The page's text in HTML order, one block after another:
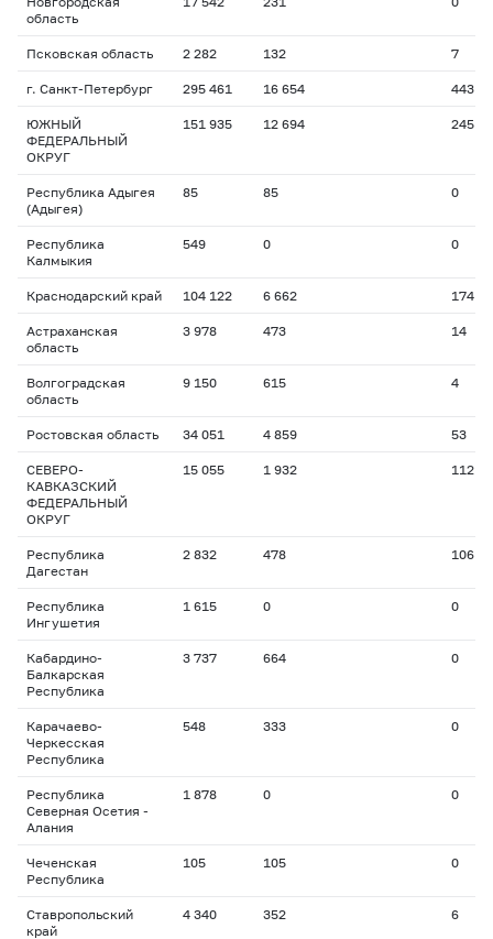
область
Псковская область 2 282 132 7
г. Санкт-Петербург 295 461 16 654 443
ЮЖНЫЙ
ФЕДЕРАЛЬНЫЙ
ОКРУГ
151 935 12 694 245
Республика Адыгея
(Адыгея)
85 85 0
Республика
Калмыкия
549 0 0
Краснодарский край 104 122 6 662 174
Астраханская
область
3 978 473 14
Волгоградская
область
9 150 615 4
Ростовская область 34 051 4 859 53
СЕВЕРО-
КАВКАЗСКИЙ
ФЕДЕРАЛЬНЫЙ
ОКРУГ
15 055 1 932 112
Республика
Дагестан
2 832 478 106
Республика
Ингушетия
1 615 0 0
Кабардино-
Балкарская
Республика
3 737 664 0
Карачаево-
Черкесская
Республика
548 333 0
Республика
Северная Осетия -
Алания
1 878 0 0
Чеченская
Республика
105 105 0
Ставропольский
край
4 340 352 6